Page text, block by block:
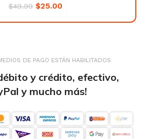
$49.99 $25.00
DE PAGO ESTÁN HABILITADOS
y crédito, efectivo,
y mucho más!